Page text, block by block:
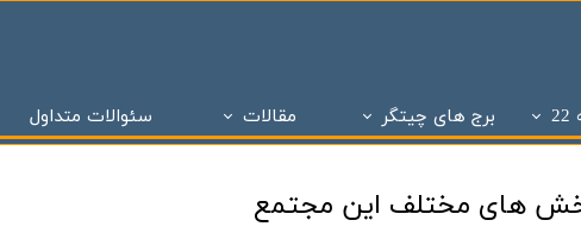
برج های چیتگر
برج های منطقه 22 چیتگر
مقالات
- - مراحل ساختمان سازی در منطقه 22
سئوالات متداول